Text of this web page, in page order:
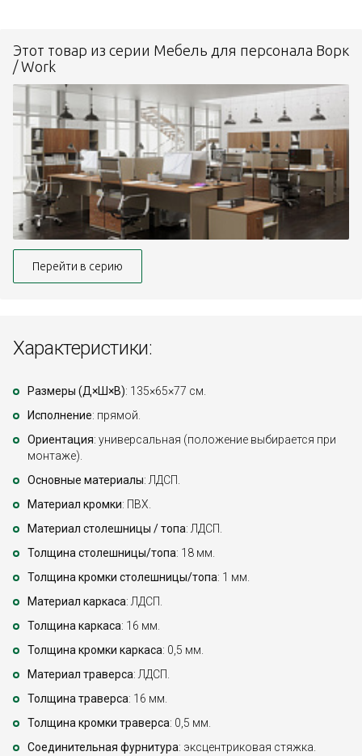
Этот товар из серии Мебель для персонала Ворк
/ Work
Перейти в серию
Характеристики:
Размеры (Д×Ш×В): 135×65×77 см.
Исполнение: прямой.
Ориентация: универсальная (положение выбирается при
монтаже).
Основные материалы: ЛДСП.
Материал кромки: ПВХ.
Материал столешницы / топа: ЛДСП.
Толщина столешницы/топа: 18 мм.
Толщина кромки столешницы/топа: 1 мм.
Материал каркаса: ЛДСП.
Толщина каркаса: 16 мм.
Толщина кромки каркаса: 0,5 мм.
Материал траверса: ЛДСП.
Толщина траверса: 16 мм.
Толщина кромки траверса: 0,5 мм.
Соединительная фурнитура: эксцентриковая стяжка.